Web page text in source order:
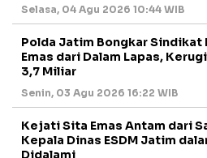
Selasa, 04 Agu 2026 10:44 WIB
Polda Jatim Bongkar Sindikat
Emas dari Dalam Lapas,
3,7 Miliar
Senin, 03 Agu 2026 16:22 WIB
Kejati Sita Emas Antam dari
Kepala Dinas ESDM Jatim
Didalami